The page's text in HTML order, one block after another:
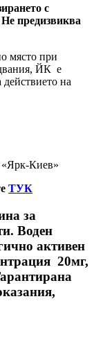
с
предизвиква
място при
ЙК е
на
Киев»
ТУК
за
Воден
активен
20мг,